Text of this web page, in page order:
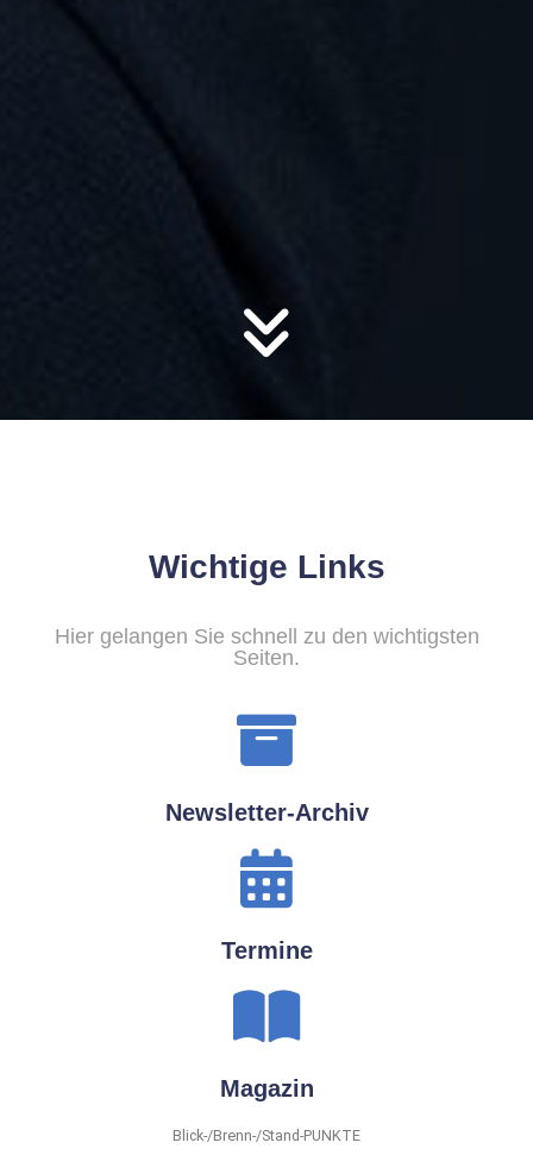
Wichtige Links
Hier gelangen Sie schnell zu den wichtigsten
Seiten.
Newsletter-Archiv
Termine
Magazin
Blick-/Brenn-/Stand-PUNKTE